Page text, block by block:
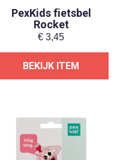
PexKids fietsbel
Rocket
€ 3,45
BEKIJK ITEM